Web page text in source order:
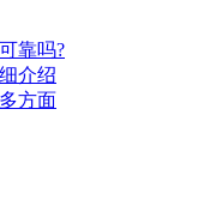
靠吗?
介绍
方面